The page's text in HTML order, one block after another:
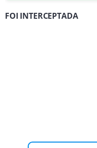
FOI INTERCEPTADA